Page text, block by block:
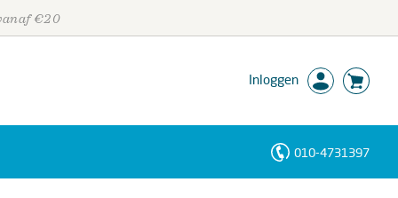
€20
Inloggen
010-4731397
Personen